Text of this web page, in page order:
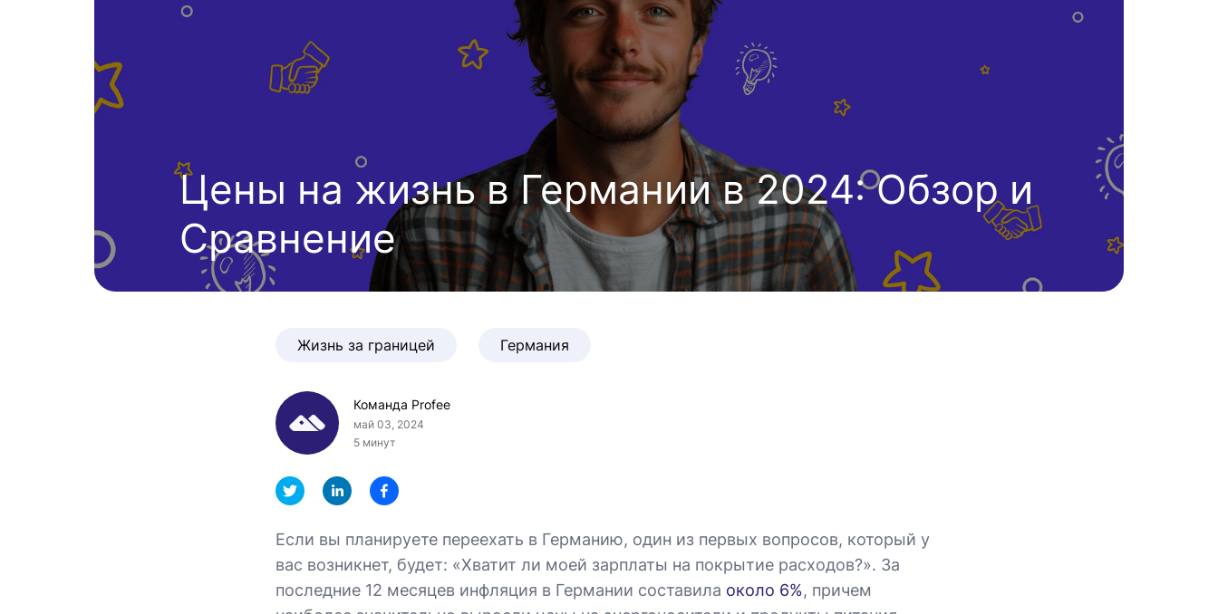
Цены на жизнь в Германии в 2024: Обзор и
Сравнение
Жизнь за границей Германия
Команда Profee
май 03, 2024
5 минут
Если вы планируете переехать в Германию, один из первых вопросов, который у
вас возникнет, будет: «Хватит ли моей зарплаты на покрытие расходов?». За
последние 12 месяцев инфляция в Германии составила около 6%, причем